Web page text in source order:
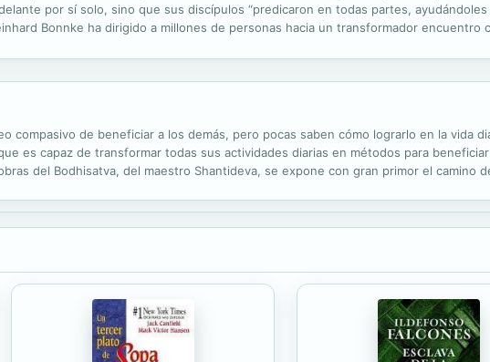
por sí solo, sino que sus discípulos “predicaron en todas partes,
Bonnke ha dirigido a millones de personas hacia un transformador encuentro
compasivo de beneficiar a los demás, pero pocas saben cómo lograrlo en la vida
es capaz de transformar todas sus actividades diarias en métodos para
del Bodhisatva, del maestro Shantideva, se expone con gran primor el camino